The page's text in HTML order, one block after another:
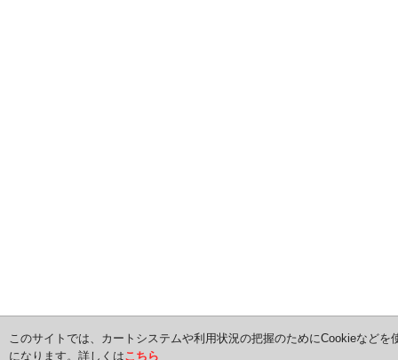
このサイトでは、カートシステムや利用状況の把握のためにCookieなど
になります。詳しくはこちら